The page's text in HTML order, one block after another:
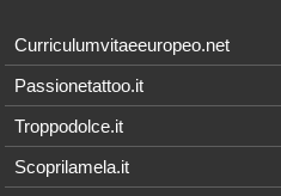
Curriculumvitaeeuropeo.net
Passionetattoo.it
Troppodolce.it
Scoprilamela.it